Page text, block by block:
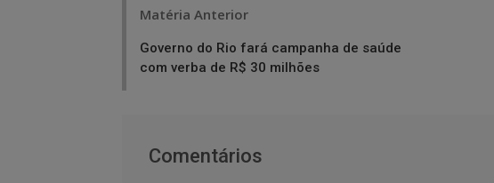
Matéria Anterior
Governo do Rio fará campanha de saúde
com verba de R$ 30 milhões
Comentários